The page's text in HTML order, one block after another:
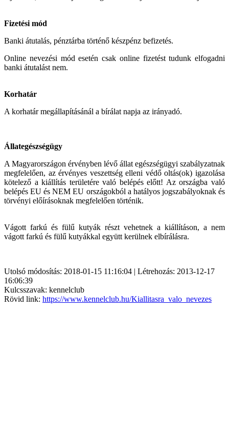
Fizetési mód
Banki átutalás, pénztárba történő készpénz befizetés.
Online nevezési mód esetén csak online fizetést tudunk elfogadni
banki átutalást nem.
Korhatár
A korhatár megállapításánál a bírálat napja az irányadó.
Állategészségügy
A Magyarországon érvényben lévő állat egészségügyi szabályzatnak
megfelelően, az érvényes veszettség elleni védő oltás(ok) igazolása
kötelező a kiállítás területére való belépés előtt! Az országba való
belépés EU és NEM EU országokból a hatályos jogszabályoknak és
törvényi előírásoknak megfelelően történik.
Vágott farkú és fülű kutyák részt vehetnek a kiállításon, a nem
vágott farkú és fülű kutyákkal együtt kerülnek elbírálásra.
Utolsó módosítás: 2018-01-15 11:16:04 | Létrehozás: 2013-12-17
16:06:39
Kulcsszavak: kennelclub
Rövid link: https://www.kennelclub.hu/Kiallitasra_valo_nevezes